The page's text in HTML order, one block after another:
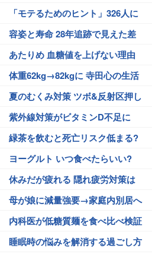
「モテるためのヒント」326人に
容姿と寿命 28年追跡で見えた差
あたりめ 血糖値を上げない理由
体重62kg→82kgに 寺田心の生活
夏のむくみ対策 ツボ&反射区押し
紫外線対策がビタミンD不足に
緑茶を飲むと死亡リスク低まる?
ヨーグルト いつ食べたらいい?
休みだが疲れる 隠れ疲労対策は
母が娘に減量強要→家庭内別居へ
内科医が低糖質麺を食べ比べ検証
睡眠時の悩みを解消する過ごし方